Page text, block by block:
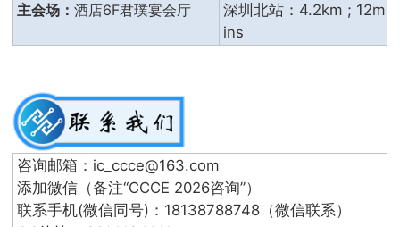
主会场： 酒店6F君璞宴会厅
深圳北站：4.2km ; 12m
ins
咨询邮箱：ic_ccce@163.com
添加微信（备注“CCCE 2026咨询”）
联系手机(微信同号)：18138788748（微信联系）